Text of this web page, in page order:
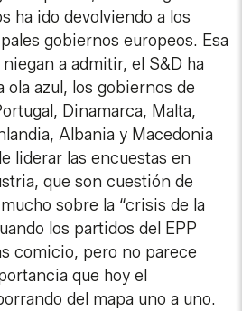
ha ido devolviendo a los
gobiernos europeos. Esa
a admitir, el S&D ha
ola azul, los gobiernos de
Dinamarca, Malta,
Albania y Macedonia
liderar las encuestas en
que son cuestión de
sobre la “crisis de la
los partidos del EPP
comicio, pero no parece
que hoy el
del mapa uno a uno.